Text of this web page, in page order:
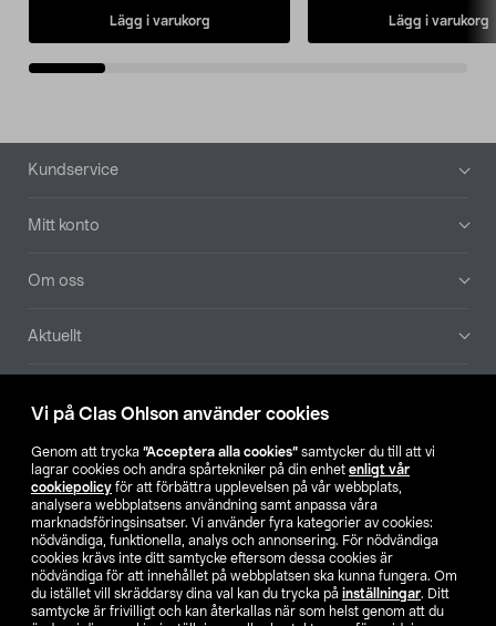
Vi på Clas Ohlson använder cookies
Genom att trycka ”Acceptera alla cookies” samtycker du till att vi
lagrar cookies och andra spårtekniker på din enhet enligt vår
cookiepolicy för att förbättra upplevelsen på vår webbplats,
analysera webbplatsens användning samt anpassa våra
marknadsföringsinsatser. Vi använder fyra kategorier av cookies:
nödvändiga, funktionella, analys och annonsering. För nödvändiga
cookies krävs inte ditt samtycke eftersom dessa cookies är
nödvändiga för att innehållet på webbplatsen ska kunna fungera. Om
du istället vill skräddarsy dina val kan du trycka på inställningar. Ditt
samtycke är frivilligt och kan återkallas när som helst genom att du
Lägg i varukorg Lägg i varukorg
Sidfot
Kundservice
Mitt konto
Om oss
Aktuellt
Hitta butik
SE NO FI